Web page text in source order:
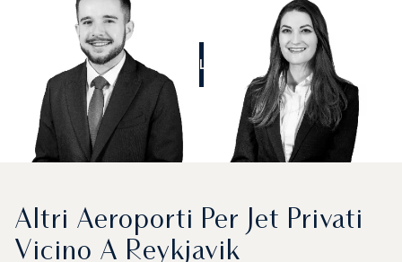
CALL US
Altri Aeroporti Per Jet Privati
Vicino A Reykjavik